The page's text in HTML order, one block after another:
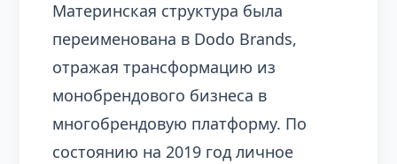
Материнская структура была
переименована в Dodo Brands,
отражая трансформацию из
монобрендового бизнеса в
многобрендовую платформу. По
состоянию на 2019 год личное